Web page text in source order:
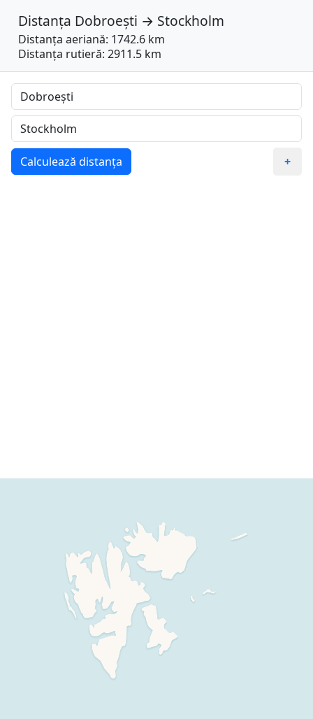
Distanța Dobroești → Stockholm
Distanța aeriană: 1742.6 km
Distanța rutieră: 2911.5 km
Calculează distanța +